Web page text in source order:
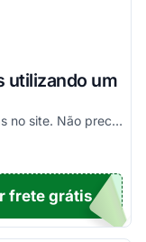
utilizando um
Consulte condições de frete grátis ativas no site. Não precisa aplicar código promocional Claro Loja!
TICO
frete grátis